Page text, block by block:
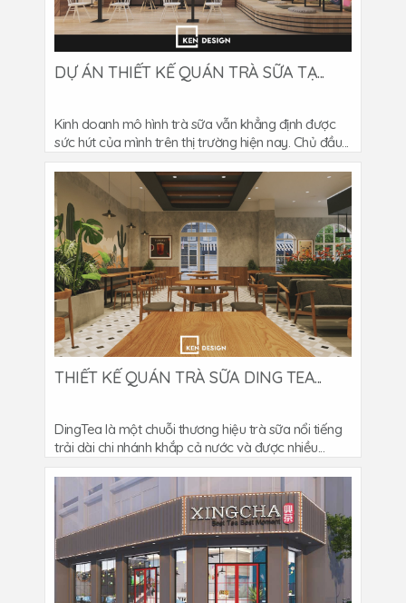
DỰ ÁN THIẾT KẾ QUÁN TRÀ SỮA TẠ...
Kinh doanh mô hình trà sữa vẫn khẳng định được
sức hút của mình trên thị trường hiện nay. Chủ đầu...
THIẾT KẾ QUÁN TRÀ SỮA DING TEA...
DingTea là một chuỗi thương hiệu trà sữa nổi tiếng
trải dài chi nhánh khắp cả nước và được nhiều...